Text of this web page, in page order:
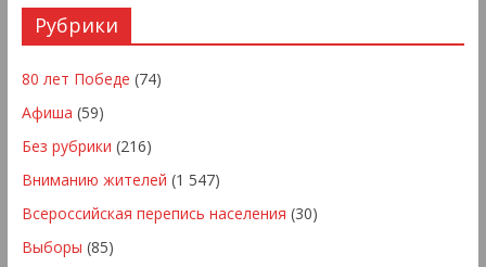
Рубрики
80 лет Победе (74)
Афиша (59)
Без рубрики (216)
Вниманию жителей (1 547)
Всероссийская перепись населения (30)
Выборы (85)